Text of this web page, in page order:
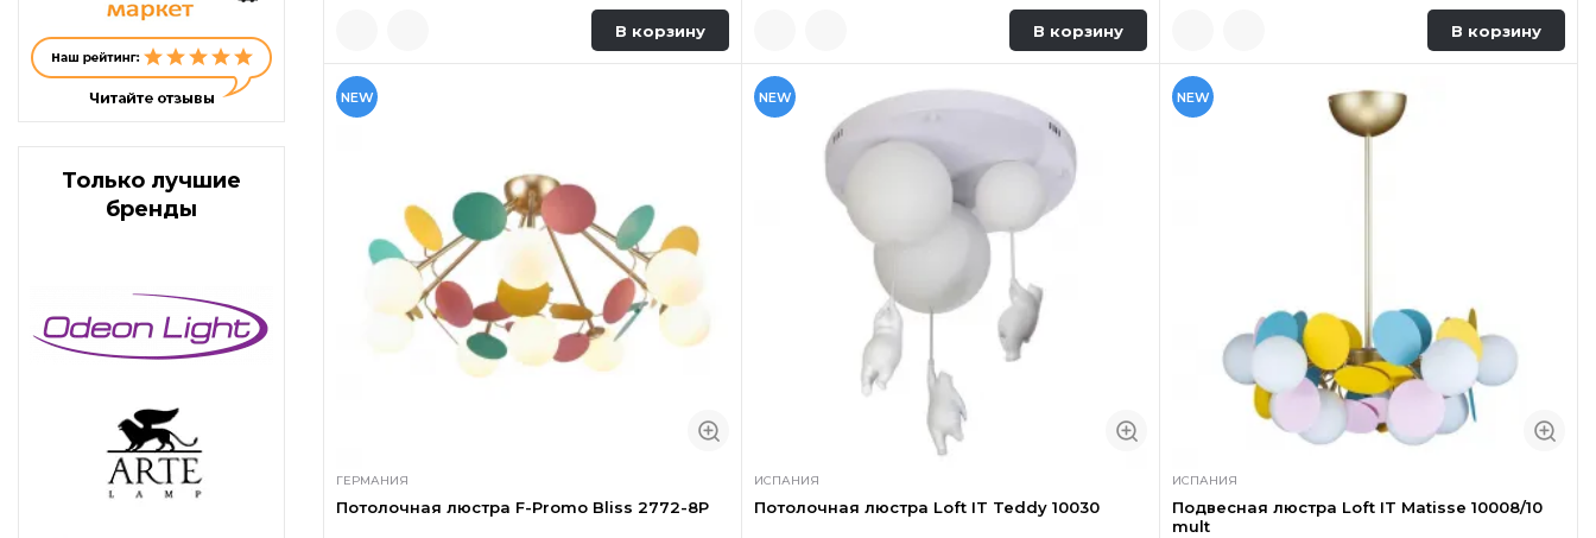
Только лучшие
бренды
В корзину В корзину В корзину
NEW
ГЕРМАНИЯ
Потолочная люстра F-Promo Bliss 2772-8P
NEW
ИСПАНИЯ
Потолочная люстра Loft IT Teddy 10030
NEW
ИСПАНИЯ
Подвесная люстра Loft IT Matisse 10008/10
mult